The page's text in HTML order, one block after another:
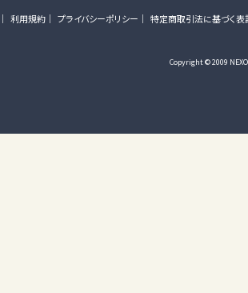
利用規約 プライバシーポリシー 特定商取引法に基づく表
Copyright © 2009